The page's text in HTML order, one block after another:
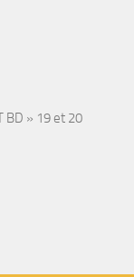
BD » 19 et 20